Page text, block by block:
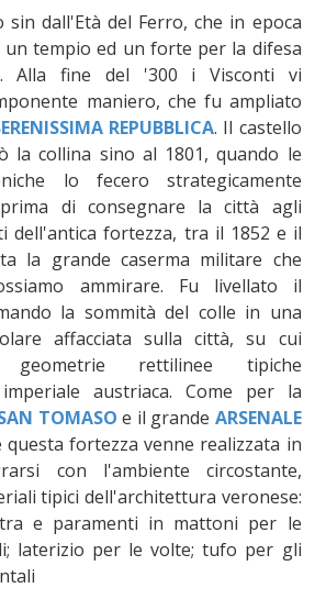
dall'Età del Ferro, che in epoca
un tempio ed un forte per la difesa
Alla fine del '300 i Visconti vi
maniero, che fu ampliato
REPUBBLICA. Il castello
la collina sino al 1801, quando le
lo fecero strategicamente
di consegnare la città agli
dell'antica fortezza, tra il 1852 e il
la grande caserma militare che
ammirare. Fu livellato il
la sommità del colle in una
affacciata sulla città, su cui
rettilinee tipiche
austriaca. Come per la
TOMASO e il grande ARSENALE
questa fortezza venne realizzata in
con l'ambiente circostante,
tipici dell'architettura veronese:
e paramenti in mattoni per le
laterizio per le volte; tufo per gli